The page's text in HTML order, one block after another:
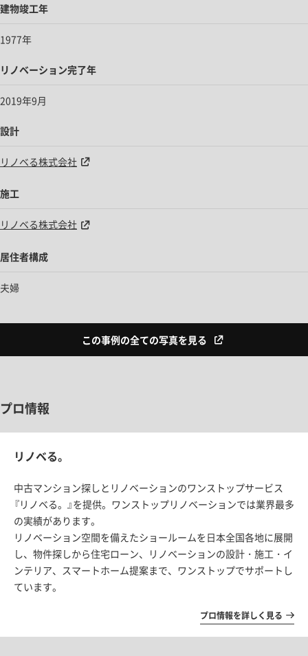
建物竣工年
1977年
リノベーション完了年
2019年9月
設計
リノベる株式会社
施工
リノベる株式会社
居住者構成
夫婦
この事例の全ての写真を見る
プロ情報
リノベる。
中古マンション探しとリノベーションのワンストップサービス
『リノベる。』を提供。ワンストップリノベーションでは業界最多
の実績があります。
リノベーション空間を備えたショールームを日本全国各地に展開
し、物件探しから住宅ローン、リノベーションの設計・施工・イ
ンテリア、スマートホーム提案まで、ワンストップでサポートし
ています。
プロ情報を詳しく見る